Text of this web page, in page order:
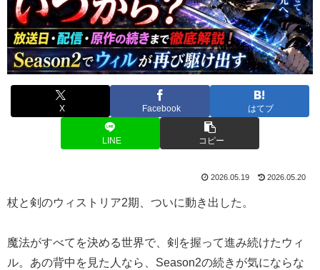
X Facebook はてブ
LINE コピー
2026.05.19 2026.05.20
杖と剣のウィストリア2期、ついに動き出した。
魔法がすべてを決める世界で、剣を握って進み続けたウィ
ル。あの背中を見た人なら、Season2の続きが気にならな